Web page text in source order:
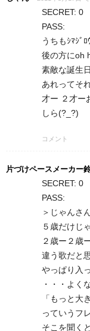
SECRET: 0
PASS:
うちもｼﾏｼﾞ
後の方にoh
素敵な誕生
あれってそ
才ー ２才ー
しら(?_?)
コメント
片づけペースメーカー
SECRET: 0
PASS:
＞じゃんさ
５歳だけじ
２歳ー２歳
違う歌だと
やっぱり入
・・・よく
「もっと大
っていうフ
そこを聞く